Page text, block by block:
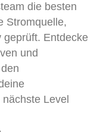
die besten
Stromquelle,
geprüft. Entdecke
und
Level